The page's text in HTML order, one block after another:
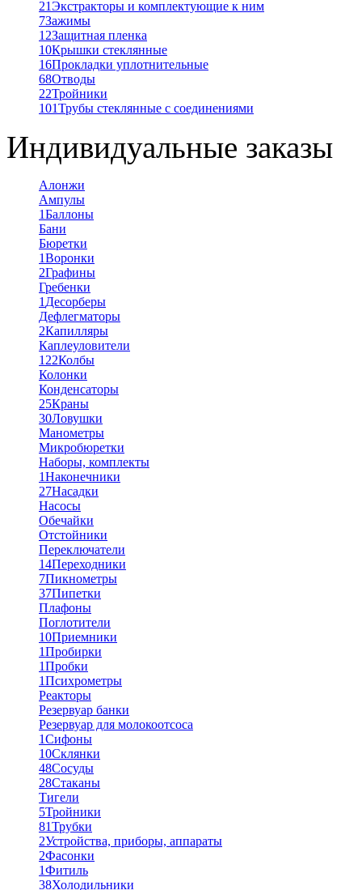
21Экстракторы и комплектующие к ним
7Зажимы
12Защитная пленка
10Крышки стеклянные
16Прокладки уплотнительные
68Отводы
22Тройники
101Трубы стеклянные с соединениями
Индивидуальные заказы
Алонжи
Ампулы
1Баллоны
Бани
Бюретки
1Воронки
2Графины
Гребенки
1 Десорберы
Дефлегматоры
2Капилляры
Каплеуловители
122Колбы
Колонки
Конденсаторы
25Краны
30Ловушки
Манометры
Микробюретки
Наборы, комплекты
1Наконечники
27Насадки
Насосы
Обечайки
Отстойники
Переключатели
14Переходники
7Пикнометры
37Пипетки
Плафоны
Поглотители
10Приемники
1Пробирки
1Пробки
1Психрометры
Реакторы
Резервуар банки
Резервуар для молокоотсоса
1Сифоны
10Склянки
48Сосуды
28Стаканы
Тигели
5Тройники
81Трубки
2Устройства, приборы, аппараты
2Фасонки
1Фитиль
38Холодильники